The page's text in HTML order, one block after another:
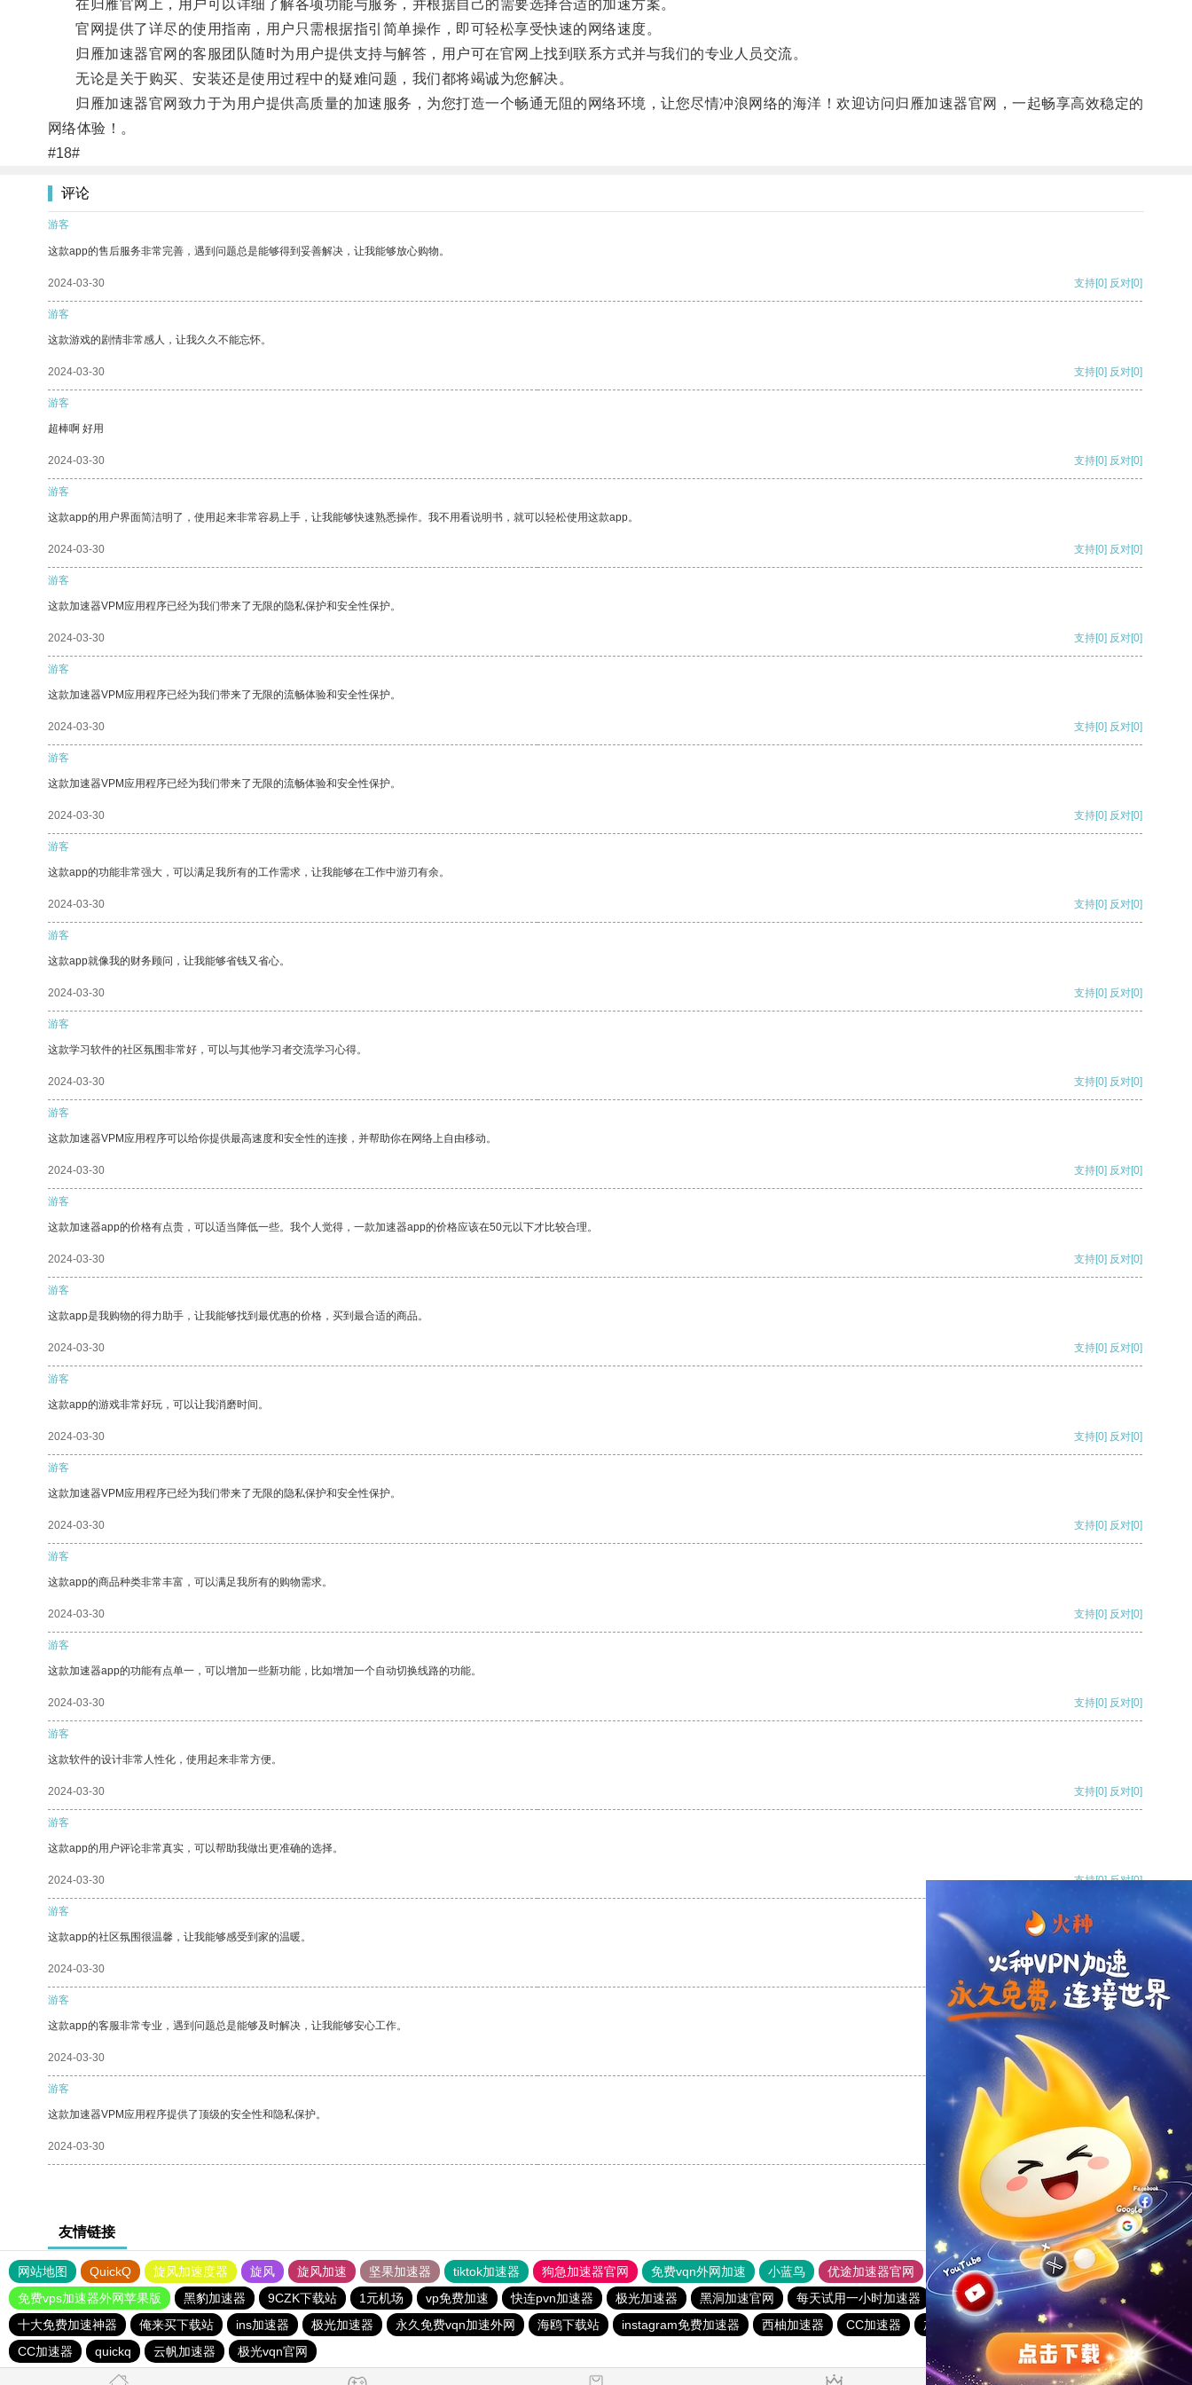
在归雁官网上，用户可以详细了解各项功能与服务，并根据自己的需要选择合适的加速方案。
官网提供了详尽的使用指南，用户只需根据指引简单操作，即可轻松享受快速的网络速度。
归雁加速器官网的客服团队随时为用户提供支持与解答，用户可在官网上找到联系方式并与我们的专业人员交流。
无论是关于购买、安装还是使用过程中的疑难问题，我们都将竭诚为您解决。
归雁加速器官网致力于为用户提供高质量的加速服务，为您打造一个畅通无阻的网络环境，让您尽情冲浪网络的海洋！欢迎访问归雁加速器官网，一起畅享高效稳定的
网络体验！。
#18#
评论
游客
这款app的售后服务非常完善，遇到问题总是能够得到妥善解决，让我能够放心购物。
2024-03-30 支持[0] 反对[0]
游客
这款游戏的剧情非常感人，让我久久不能忘怀。
2024-03-30 支持[0] 反对[0]
游客
超棒啊 好用
2024-03-30 支持[0] 反对[0]
游客
这款app的用户界面简洁明了，使用起来非常容易上手，让我能够快速熟悉操作。我不用看说明书，就可以轻松使用这款app。
2024-03-30 支持[0] 反对[0]
游客
这款加速器VPM应用程序已经为我们带来了无限的隐私保护和安全性保护。
2024-03-30 支持[0] 反对[0]
游客
这款加速器VPM应用程序已经为我们带来了无限的流畅体验和安全性保护。
2024-03-30 支持[0] 反对[0]
游客
这款加速器VPM应用程序已经为我们带来了无限的流畅体验和安全性保护。
2024-03-30 支持[0] 反对[0]
游客
这款app的功能非常强大，可以满足我所有的工作需求，让我能够在工作中游刃有余。
2024-03-30 支持[0] 反对[0]
游客
这款app就像我的财务顾问，让我能够省钱又省心。
2024-03-30 支持[0] 反对[0]
游客
这款学习软件的社区氛围非常好，可以与其他学习者交流学习心得。
2024-03-30 支持[0] 反对[0]
游客
这款加速器VPM应用程序可以给你提供最高速度和安全性的连接，并帮助你在网络上自由移动。
2024-03-30 支持[0] 反对[0]
游客
这款加速器app的价格有点贵，可以适当降低一些。我个人觉得，一款加速器app的价格应该在50元以下才比较合理。
2024-03-30 支持[0] 反对[0]
游客
这款app是我购物的得力助手，让我能够找到最优惠的价格，买到最合适的商品。
2024-03-30 支持[0] 反对[0]
游客
这款app的游戏非常好玩，可以让我消磨时间。
2024-03-30 支持[0] 反对[0]
游客
这款加速器VPM应用程序已经为我们带来了无限的隐私保护和安全性保护。
2024-03-30 支持[0] 反对[0]
游客
这款app的商品种类非常丰富，可以满足我所有的购物需求。
2024-03-30 支持[0] 反对[0]
游客
这款加速器app的功能有点单一，可以增加一些新功能，比如增加一个自动切换线路的功能。
2024-03-30 支持[0] 反对[0]
游客
这款软件的设计非常人性化，使用起来非常方便。
2024-03-30 支持[0] 反对[0]
游客
这款app的用户评论非常真实，可以帮助我做出更准确的选择。
2024-03-30 支持[0] 反对[0]
游客
这款app的社区氛围很温馨，让我能够感受到家的温暖。
2024-03-30 支持[0] 反对
游客
这款app的客服非常专业，遇到问题总是能够及时解决，让我能够安心工作。
2024-03-30 支持
游客
这款加速器VPM应用程序提供了顶级的安全性和隐私保护。
2024-03-30 支持 反对 [0]
友情链接
网站地图 QuickQ 旋风加速度器 旋风 旋风加速 坚果加速器 tiktok加速器 狗急加速器官网 免费vqn外网加速 小蓝鸟 优途加速器官网 风驰加速器 旋风加速器
八戒看书
免费vps加速器外网苹果版
黑豹加速器 9CZK下载站 1元机场 vp免费加速 快连pvn加速器 极光加速器 黑洞加速官网 每天试用一小时加速器 outline
黑洞vqn加速
十大免费加速神器
俺来买下载站 ins加速器 极光加速器 永久免费vqn加速外网 海鸥下载站 instagram免费加速器 西柚加速器 CC加速器 加速器哪个好用
极光加速器
CC加速器
quickq 云帆加速器 极光vqn官网